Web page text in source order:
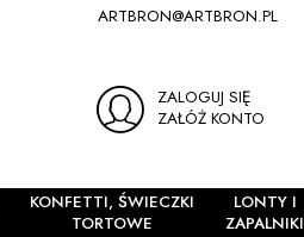
ARTBRON@ARTBRON.PL
ZALOGUJ SIĘ
ZAŁÓŻ KONTO
KONFETTI, ŚWIECZKI
TORTOWE
LONTY I
ZAPALNIKI